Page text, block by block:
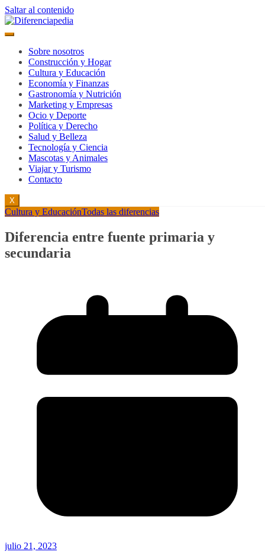
Saltar al contenido
Sobre nosotros
Construcción y Hogar
Cultura y Educación
Economía y Finanzas
Gastronomía y Nutrición
Marketing y Empresas
Ocio y Deporte
Política y Derecho
Salud y Belleza
Tecnología y Ciencia
Mascotas y Animales
Viajar y Turismo
Contacto
X
Cultura y EducaciónTodas las diferencias
Diferencia entre fuente primaria y
secundaria
julio 21, 2023